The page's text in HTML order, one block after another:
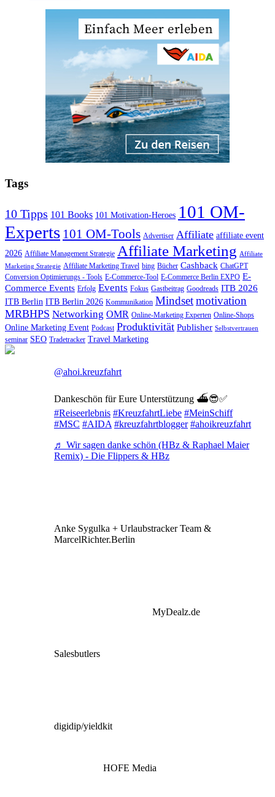
Tags
10 Tipps 101 Books 101 Motivation-Heroes 101 OM-
Experts 101 OM-Tools Advertiser Affiliate affiliate event
2026 Affiliate Management Strategie Affiliate Marketing Affiliate
Marketing Strategie Affiliate Marketing Travel bing Bücher Cashback ChatGPT
Conversion Optimierungs - Tools E-Commerce-Tool E-Commerce Berlin EXPO E-
Commerce Events Erfolg Events Fokus Gastbeitrag Goodreads ITB 2026
ITB Berlin ITB Berlin 2026 Kommunikation Mindsetmotivation
MRBHPS Networking OMR Online-Marketing Experten Online-Shops
Online Marketing Event Podcast Produktivität Publisher Selbstvertrauen
seminar SEO Tradetracker Travel Marketing
@ahoi.kreuzfahrt
Dankeschön für Eure Unterstützung ⛴️😎✅
#Reiseerlebnis #KreuzfahrtLiebe #MeinSchiff
#MSC #AIDA #kreuzfahrtblogger #ahoikreuzfahrt
♬ Wir sagen danke schön (HBz & Raphael Maier
Remix) - Die Flippers & HBz
Anke Sygulka + Urlaubstracker Team &
MarcelRichter.Berlin
MyDealz.de
Salesbutlers
digidip/yieldkit
HOFE Media